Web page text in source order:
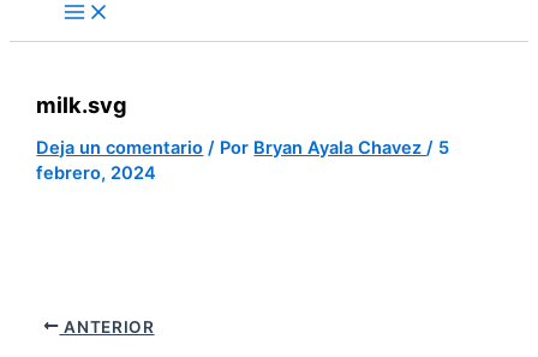
milk.svg
Deja un comentario / Por Bryan Ayala Chavez/ 5
febrero, 2024
ANTERIOR